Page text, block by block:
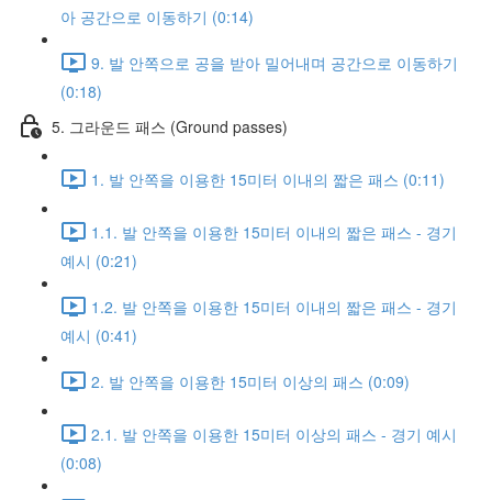
아 공간으로 이동하기 (0:14)
9. 발 안쪽으로 공을 받아 밀어내며 공간으로 이동하기
(0:18)
5. 그라운드 패스 (Ground passes)
1. 발 안쪽을 이용한 15미터 이내의 짧은 패스 (0:11)
1.1. 발 안쪽을 이용한 15미터 이내의 짧은 패스 - 경기
예시 (0:21)
1.2. 발 안쪽을 이용한 15미터 이내의 짧은 패스 - 경기
예시 (0:41)
2. 발 안쪽을 이용한 15미터 이상의 패스 (0:09)
2.1. 발 안쪽을 이용한 15미터 이상의 패스 - 경기 예시
(0:08)